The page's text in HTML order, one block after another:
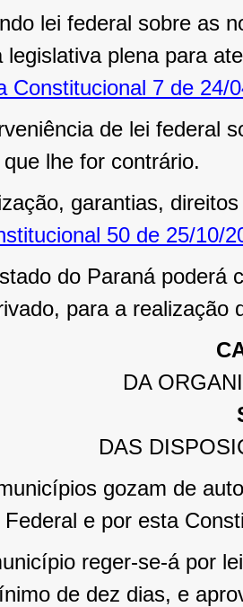
lei federal sobre as
legislativa plena para
Constitucional 7 de 24/
de lei federal
lhe for contrário.
garantias,
50 de 25/10/
do Paraná poderá
para a realização
DA
DAS
gozam de
e por esta
reger-se-á por
de dez dias, e